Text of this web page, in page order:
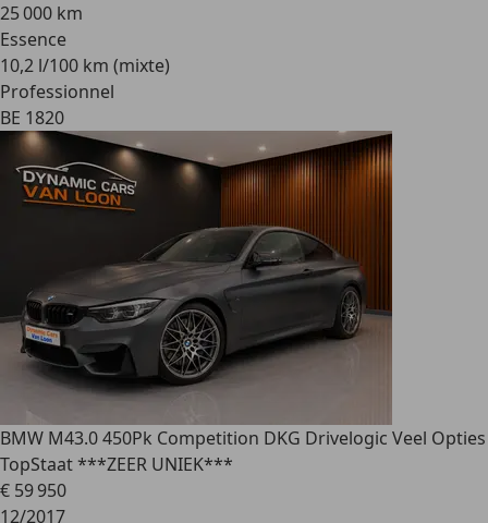
25 000 km
Essence
10,2 l/100 km (mixte)
Professionnel
BE 1820
BMW M43.0 450Pk Competition DKG Drivelogic Veel Opties
TopStaat ***ZEER UNIEK***
€ 59 950
12/2017